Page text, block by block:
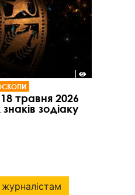
травня 2026
зодіаку